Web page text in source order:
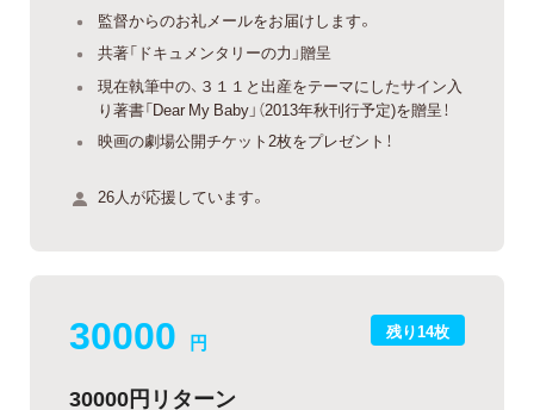
監督からのお礼メールをお届けします。
共著「ドキュメンタリーの力」贈呈
現在執筆中の、３１１と出産をテーマにしたサイン入
り著書「Dear My Baby」（2013年秋刊行予定)を贈呈！
映画の劇場公開チケット2枚をプレゼント！
26人が応援しています。
残り14枚
30000 円
30000円リターン